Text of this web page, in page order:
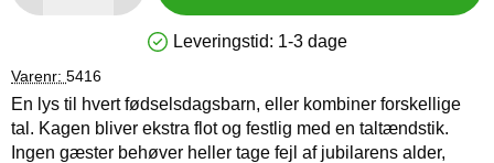
Produkttilgængelighed: På lager
Leveringstid: 1-3 dage
Varenr: 5416
En lys til hvert fødselsdagsbarn, eller kombiner forskellige
tal. Kagen bliver ekstra flot og festlig med en taltændstik.
Ingen gæster behøver heller tage fejl af jubilarens alder,